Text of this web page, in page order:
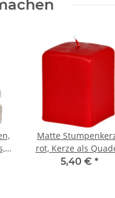
Matte
rot, Kerze als
Altarkerze
5,40 € *